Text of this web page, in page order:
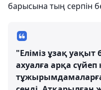
барысына тың серпін
"Еліміз ұзақ
ахуалға арқа сүйеп